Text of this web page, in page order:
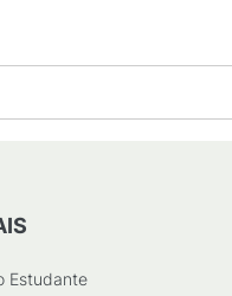
Estudante